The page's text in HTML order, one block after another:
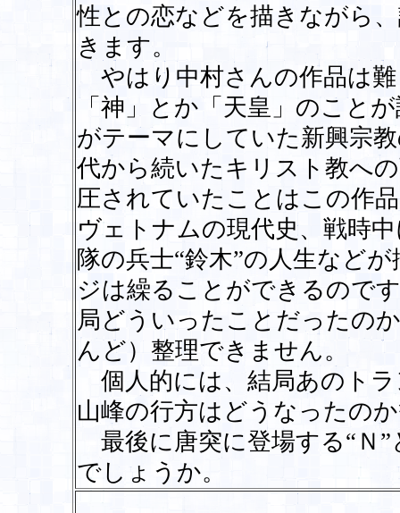
性との恋などを描きながら
きます。
やはり中村さんの作品は
「神」とか「天皇」のこと
がテーマにしていた新興宗
代から続いたキリスト教へ
圧されていたことはこの作
ヴェトナムの現代史、戦時
隊の兵士“鈴木”の人生など
ジは繰ることができるので
局どういったことだったの
んど）整理できません。
個人的には、結局あのト
山峰の行方はどうなったの
最後に唐突に登場する“Ｎ
でしょうか。